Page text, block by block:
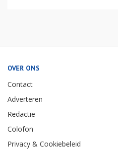
OVER ONS
Contact
Adverteren
Redactie
Colofon
Privacy & Cookiebeleid